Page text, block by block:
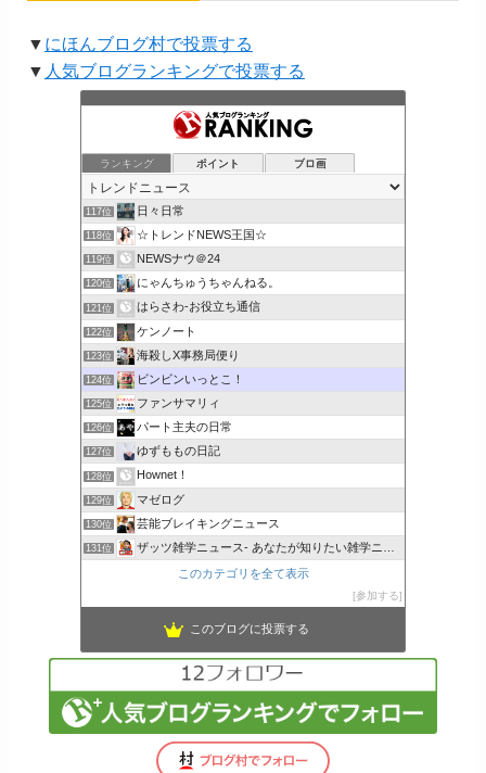
▼ にほんブログ村で投票する
▼ 人気ブログランキングで投票する
ランキング ポイント ブロ画
117位 日々日常
118位 ☆トレンドNEWS王国☆
119位 NEWSナウ＠24
120位 にゃんちゅうちゃんねる。
121位 はらさわ-お役立ち通信
122位 ケンノート
123位 海殺しX事務局便り
124位 ビンビンいっとこ！
125位 ファンサマリィ
126位 パート主夫の日常
127位 ゆずももの日記
128位 Hownet！
129位 マゼログ
130位 芸能ブレイキングニュース
131位 ザッツ雑学ニュース- あなたが知りたい雑学ニュース
このカテゴリを全て表示
参加する
このブログに投票する